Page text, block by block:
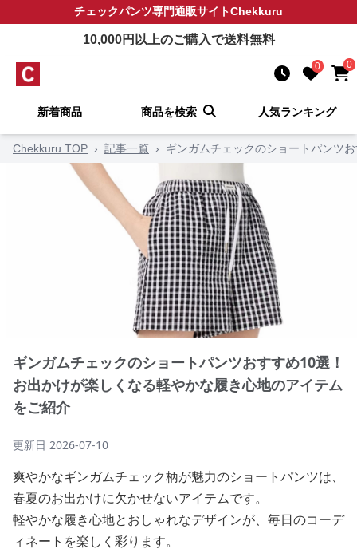
チェックパンツ専門通販サイトChekkuru
10,000円以上のご購入で送料無料
0 0
新着商品 商品を検索 人気ランキング
Chekkuru TOP › 記事一覧 › ギンガムチェックのショートパンツ
ギンガムチェックのショートパンツおすすめ10選！
お出かけが楽しくなる軽やかな履き心地のアイテム
をご紹介
更新日 2026-07-10
爽やかなギンガムチェック柄が魅力のショートパンツは、
春夏のお出かけに欠かせないアイテムです。
軽やかな履き心地とおしゃれなデザインが、毎日のコーデ
ィネートを楽しく彩ります。